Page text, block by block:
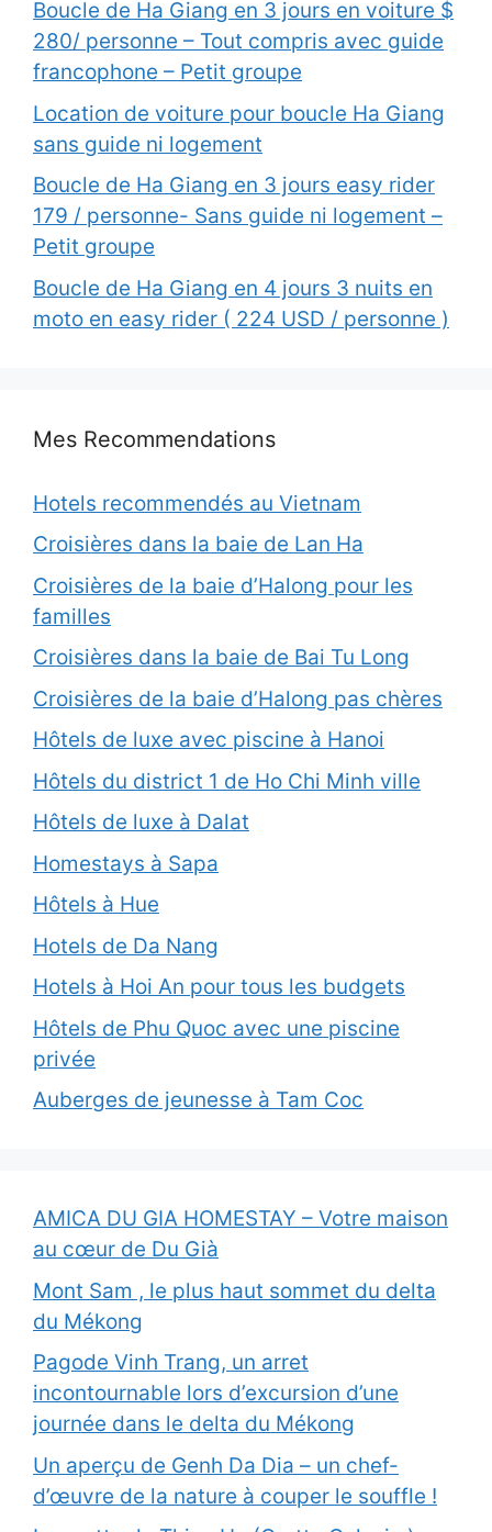
Boucle de Ha Giang en 3 jours en voiture $
280/ personne – Tout compris avec guide
francophone – Petit groupe
Location de voiture pour boucle Ha Giang
sans guide ni logement
Boucle de Ha Giang en 3 jours easy rider
179 / personne- Sans guide ni logement –
Petit groupe
Boucle de Ha Giang en 4 jours 3 nuits en
moto en easy rider ( 224 USD / personne )
Mes Recommendations
Hotels recommendés au Vietnam
Croisières dans la baie de Lan Ha
Croisières de la baie d’Halong pour les
familles
Croisières dans la baie de Bai Tu Long
Croisières de la baie d’Halong pas chères
Hôtels de luxe avec piscine à Hanoi
Hôtels du district 1 de Ho Chi Minh ville
Hôtels de luxe à Dalat
Homestays à Sapa
Hôtels à Hue
Hotels de Da Nang
Hotels à Hoi An pour tous les budgets
Hôtels de Phu Quoc avec une piscine
privée
Auberges de jeunesse à Tam Coc
AMICA DU GIA HOMESTAY – Votre maison
au cœur de Du Già
Mont Sam , le plus haut sommet du delta
du Mékong
Pagode Vinh Trang, un arret
incontournable lors d’excursion d’une
journée dans le delta du Mékong
Un aperçu de Genh Da Dia – un chef-
d’œuvre de la nature à couper le souffle !